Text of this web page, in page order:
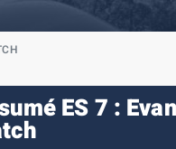
ES 7 :